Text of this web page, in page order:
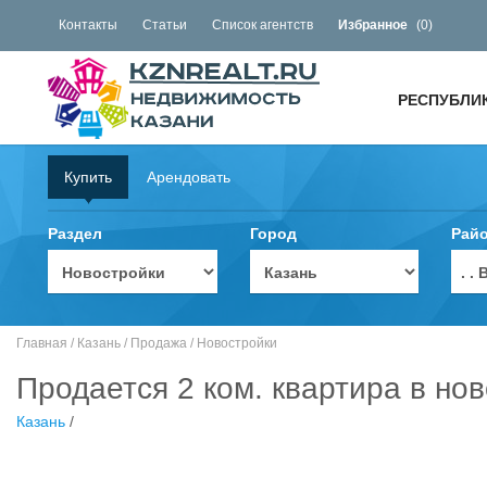
Контакты Статьи Список агентств Избранное (0)
Купить Арендовать
Раздел Город
. .
Главная / Казань / Продажа / Новостройки
Продается 2 ком. квартира в
Казань /